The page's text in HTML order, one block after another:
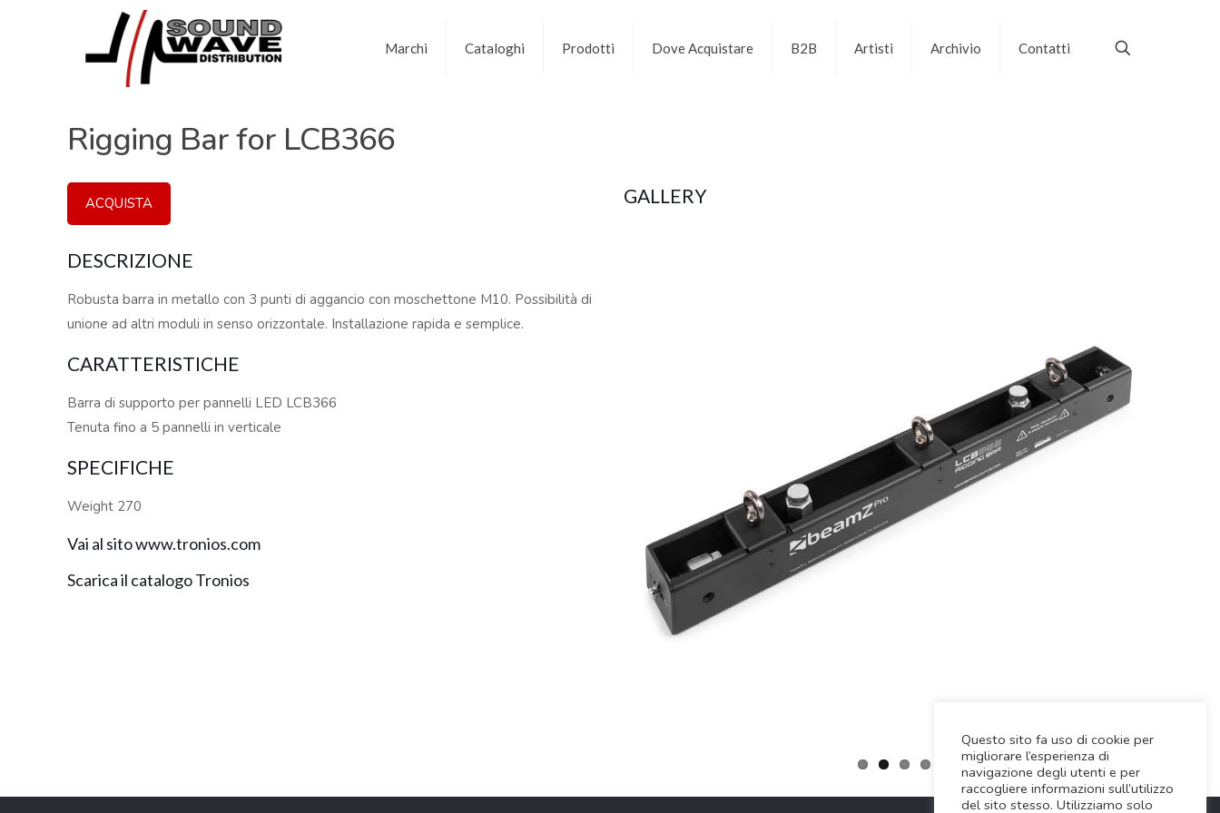
Marchi Cataloghi Prodotti Dove Acquistare B2B Artisti Archivio Contatti
Rigging Bar for LCB366
ACQUISTA
DESCRIZIONE
Robusta barra in metallo con 3 punti di aggancio con moschettone M10. Possibilità di
unione ad altri moduli in senso orizzontale. Installazione rapida e semplice.
CARATTERISTICHE
Barra di supporto per pannelli LED LCB366
Tenuta fino a 5 pannelli in verticale
SPECIFICHE
Weight 270
Vai al sito www.tronios.com
Scarica il catalogo Tronios
GALLERY
Questo sito fa uso di cookie per
migliorare l’esperienza di
navigazione degli utenti e per
raccogliere informazioni sull’utilizzo
del sito stesso. Utilizziamo solo